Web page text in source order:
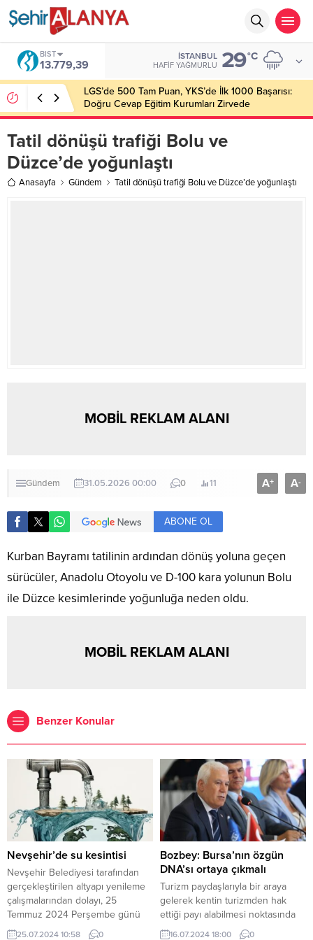
BIST
13.779,39
İSTANBUL
HAFIF YAĞMURLU 29°C
LGS’de 500 Tam Puan, YKS’de İlk 1000 Başarısı:
Doğru Cevap Eğitim Kurumları Zirvede
Tatil dönüşü trafiği Bolu ve
Düzce’de yoğunlaştı
Anasayfa Gündem Tatil dönüşü trafiği Bolu ve Düzce’de yoğunlaştı
MOBİL REKLAM ALANI
Gündem 31.05.2026 00:00 0 11 A+ A-
ABONE OL
Kurban Bayramı tatilinin ardından dönüş yoluna geçen
sürücüler, Anadolu Otoyolu ve D-100 kara yolunun Bolu
ile Düzce kesimlerinde yoğunluğa neden oldu.
MOBİL REKLAM ALANI
Benzer Konular
Nevşehir’de su kesintisi
Nevşehir Belediyesi tarafından
gerçekleştirilen altyapı yenileme
çalışmalarından dolayı, 25
Temmuz 2024 Perşembe günü
08.00-24.00 saatleri arasında
25.07.2024 10:58 0
Bozbey: Bursa’nın özgün
DNA’sı ortaya çıkmalı
Turizm paydaşlarıyla bir araya
gelerek kentin turizmden hak
ettiği payı alabilmesi noktasında
fikir alışverişinde bulunan Bursa
16.07.2024 18:00 0